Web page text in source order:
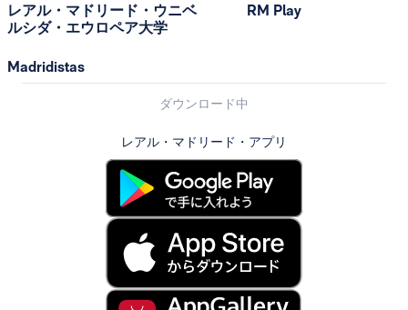
レアル・マドリード・ウニベ
ルシダ・エウロペア大学
Madridistas
RM Play
ダウンロード中
レアル・マドリード・アプリ